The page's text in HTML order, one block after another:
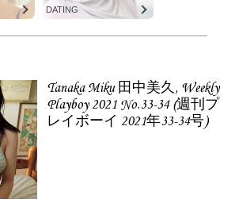
DATING
Tanaka Miku 田中美久, Weekly
Playboy 2021 No.33-34 (週刊プ
レイボーイ 2021年33-34号)